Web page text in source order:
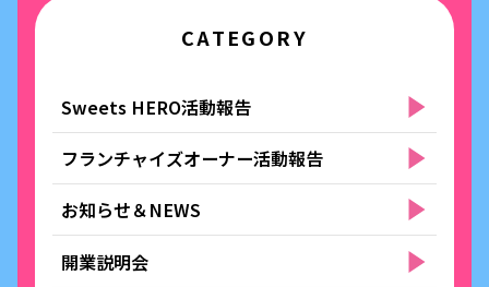
CATEGORY
Sweets HERO活動報告
フランチャイズオーナー活動報告
お知らせ＆NEWS
開業説明会